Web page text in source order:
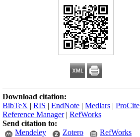
Download citation:
BibTeX | RIS | EndNote | Medlars | ProCite
Reference Manager| RefWorks
Send citation to:
Mendeley
Zotero RefWorks